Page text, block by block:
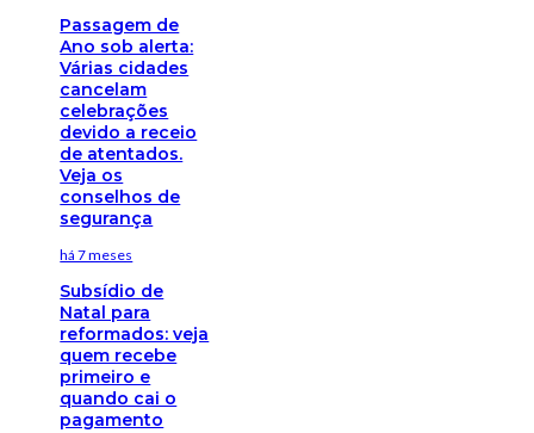
Passagem de
Ano sob alerta:
Várias cidades
cancelam
celebrações
devido a receio
de atentados.
Veja os
conselhos de
segurança
há 7 meses
Subsídio de
Natal para
reformados: veja
quem recebe
primeiro e
quando cai o
pagamento